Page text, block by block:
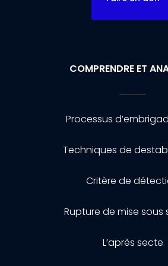
COMPRENDRE ET
Processus
Techniques de
Critère de
Rupture de mise sous
L’après secte